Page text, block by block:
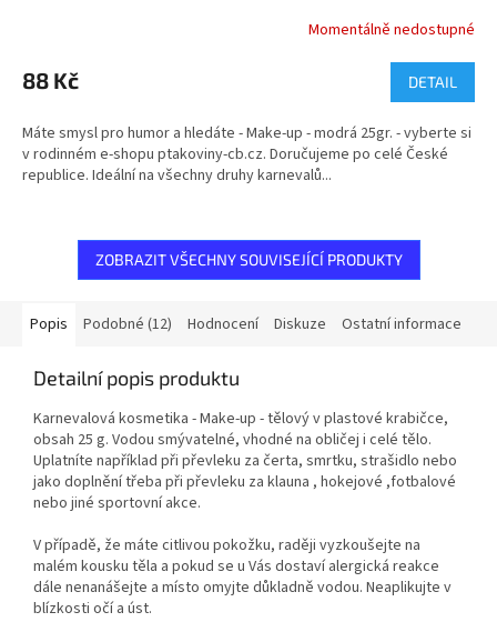
Momentálně nedostupné
88 Kč DETAIL
Máte smysl pro humor a hledáte - Make-up - modrá 25gr. - vyberte si
v rodinném e-shopu ptakoviny-cb.cz. Doručujeme po celé České
republice. Ideální na všechny druhy karnevalů...
ZOBRAZIT VŠECHNY SOUVISEJÍCÍ PRODUKTY
Popis Podobné (12) Hodnocení Diskuze Ostatní informace
Detailní popis produktu
Karnevalová kosmetika - Make-up - tělový v plastové krabičce,
obsah 25 g. Vodou smývatelné, vhodné na obličej i celé tělo.
Uplatníte například při převleku za čerta, smrtku, strašidlo nebo
jako doplnění třeba při převleku za klauna , hokejové ,fotbalové
nebo jiné sportovní akce.
V případě, že máte citlivou pokožku, raději vyzkoušejte na
malém kousku těla a pokud se u Vás dostaví alergická reakce
dále nenanášejte a místo omyjte důkladně vodou. Neaplikujte v
blízkosti očí a úst.